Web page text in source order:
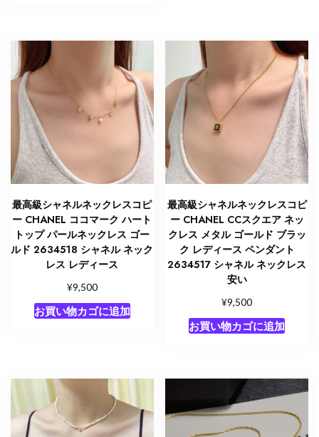
最高級シャネルネックレスコピ
ー CHANEL ココマーク ハート
トップ パールネックレス ゴー
ルド 2634518 シャネル ネック
レス レディース
¥9,500
お買い物カゴに追加
最高級シャネルネックレスコピ
ー CHANEL CCスクエア ネッ
クレス メタル ゴールド ブラッ
ク レディース ペンダント
2634517 シャネル ネックレス
安い
¥9,500
お買い物カゴに追加